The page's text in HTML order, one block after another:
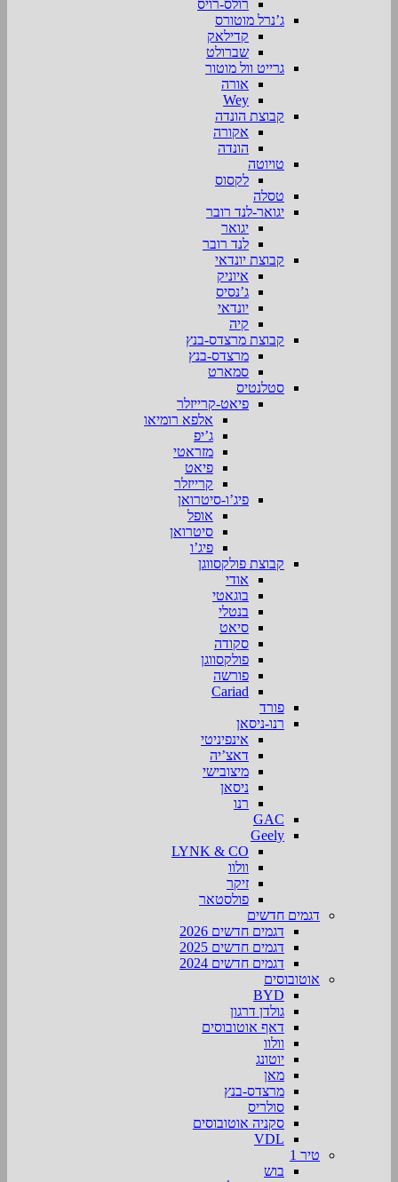
רולס-רויס
ג’נרל מוטורס
קדילאק
שברולט
גרייט וול מוטור
אורה
Wey
קבוצת הונדה
אקורה
הונדה
טויוטה
לקסוס
טסלה
יגואר-לנד רובר
יגואר
לנד רובר
קבוצת יונדאי
איוניק
ג’נסיס
יונדאי
קיה
קבוצת מרצדס-בנץ
מרצדס-בנץ
סמארט
סטלנטיס
פיאט-קרייזלר
אלפא רומיאו
ג’יפ
מזראטי
פיאט
קרייזלר
פיג’ו-סיטרואן
אופל
סיטרואן
פיג’ו
קבוצת פולקסווגן
אודי
בוגאטי
בנטלי
סיאט
סקודה
פולקסווגן
פורשה
Cariad
פורד
רנו-ניסאן
אינפיניטי
דאצ’יה
מיצובישי
ניסאן
רנו
GAC
Geely
LYNK & CO
וולוו
זיקר
פולסטאר
דגמים חדשים
דגמים חדשים 2026
דגמים חדשים 2025
דגמים חדשים 2024
אוטובוסים
BYD
גולדן דרגון
דאף אוטובוסים
וולוו
יוטונג
מאן
מרצדס-בנץ
סולריס
סקניה אוטובוסים
VDL
טיר 1
בוש